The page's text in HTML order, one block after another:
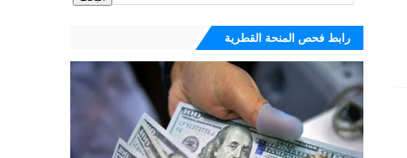
رابط فحص المنحة القطرية